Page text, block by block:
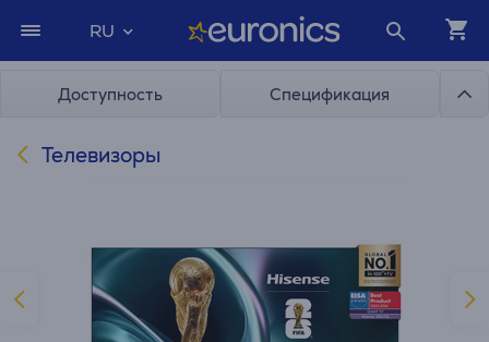
RU
Доступность Спецификация
Телевизоры